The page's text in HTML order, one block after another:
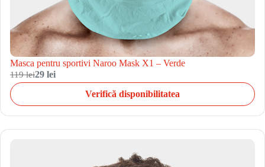
Masca pentru sportivi Naroo Mask X1 – Verde
119 lei29 lei
Verifică disponibilitatea